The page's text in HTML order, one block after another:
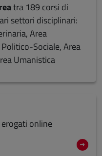
tra 189 corsi di
settori disciplinari:
Area
Sociale, Area
Umanistica
online